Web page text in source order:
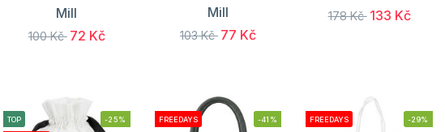
Mill
100 Kč 72 Kč
Mill
103 Kč 77 Kč
178 Kč 133 Kč
TOP -25% FREEDAYS -41% FREEDAYS -29%